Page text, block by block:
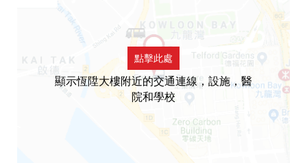
點擊此處
顯示恆陞大樓附近的交通連線，設施，醫
院和學校